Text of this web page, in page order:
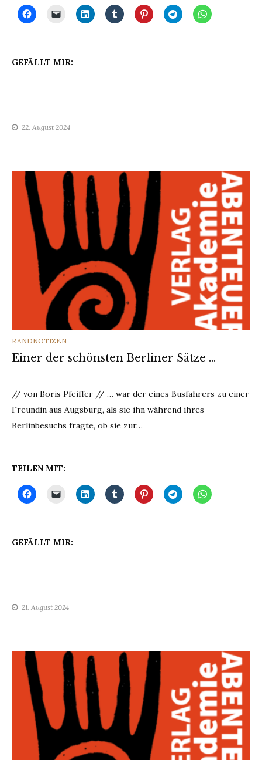
GEFÄLLT MIR:
22. August 2024
CATEGORIES
RANDNOTIZEN
Einer der schönsten Berliner Sätze …
// von Boris Pfeiffer // … war der eines Busfahrers zu einer
Freundin aus Augsburg, als sie ihn während ihres
Berlinbesuchs fragte, ob sie zur…
TEILEN MIT:
GEFÄLLT MIR:
21. August 2024